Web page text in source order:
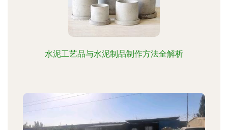
水泥工艺品与水泥制品制作方法全解析